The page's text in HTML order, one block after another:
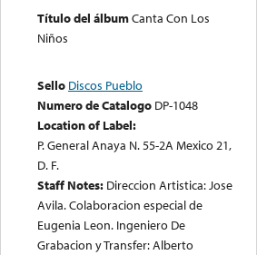
Título del álbumCanta Con Los
Niños
Sello Discos Pueblo
Numero de Catalogo DP-1048
Location of Label:
P. General Anaya N. 55-2A Mexico 21,
D. F.
Staff Notes: Direccion Artistica: Jose
Avila. Colaboracion especial de
Eugenia Leon. Ingeniero De
Grabacion y Transfer: Alberto